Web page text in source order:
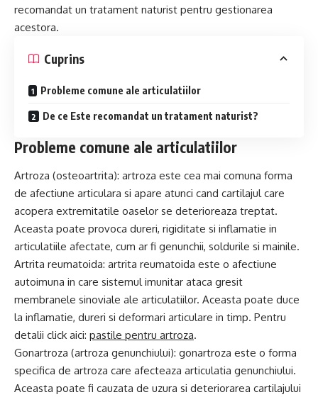
recomandat un tratament naturist pentru gestionarea
acestora.
Cuprins
Probleme comune ale articulatiilor
De ce Este recomandat un tratament naturist?
Probleme comune ale articulatiilor
Artroza (osteoartrita): artroza este cea mai comuna forma
de afectiune articulara si apare atunci cand cartilajul care
acopera extremitatile oaselor se deterioreaza treptat.
Aceasta poate provoca dureri, rigiditate si inflamatie in
articulatiile afectate, cum ar fi genunchii, soldurile si mainile.
Artrita reumatoida: artrita reumatoida este o afectiune
autoimuna in care sistemul imunitar ataca gresit
membranele sinoviale ale articulatiilor. Aceasta poate duce
la inflamatie, dureri si deformari articulare in timp. Pentru
detalii click aici: pastile pentru artroza.
Gonartroza (artroza genunchiului): gonartroza este o forma
specifica de artroza care afecteaza articulatia genunchiului.
Aceasta poate fi cauzata de uzura si deteriorarea cartilajului